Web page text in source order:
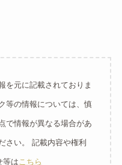
を元に記載されておりま
等の情報については、慎
で情報が異なる場合があ
さい。 記載内容や権利
等は こちら